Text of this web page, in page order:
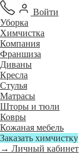
Войти
Уборка
Химчистка
Компания
Франшиза
Диваны
Кресла
Стулья
Матрасы
Шторы и тюли
Ковры
Кожаная мебель
Заказать химчистку
→ Личный кабинет